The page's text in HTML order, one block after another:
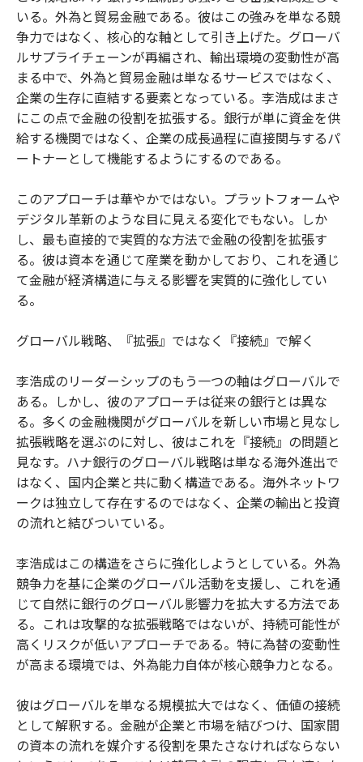
いる。外為と貿易金融である。彼はこの強みを単なる競
争力ではなく、核心的な軸として引き上げた。グローバ
ルサプライチェーンが再編され、輸出環境の変動性が高
まる中で、外為と貿易金融は単なるサービスではなく、
企業の生存に直結する要素となっている。李浩成はまさ
にこの点で金融の役割を拡張する。銀行が単に資金を供
給する機関ではなく、企業の成長過程に直接関与するパ
ートナーとして機能するようにするのである。
このアプローチは華やかではない。プラットフォームや
デジタル革新のような目に見える変化でもない。しか
し、最も直接的で実質的な方法で金融の役割を拡張す
る。彼は資本を通じて産業を動かしており、これを通じ
て金融が経済構造に与える影響を実質的に強化してい
る。
グローバル戦略、『拡張』ではなく『接続』で解く
李浩成のリーダーシップのもう一つの軸はグローバルで
ある。しかし、彼のアプローチは従来の銀行とは異な
る。多くの金融機関がグローバルを新しい市場と見なし
拡張戦略を選ぶのに対し、彼はこれを『接続』の問題と
見なす。ハナ銀行のグローバル戦略は単なる海外進出で
はなく、国内企業と共に動く構造である。海外ネットワ
ークは独立して存在するのではなく、企業の輸出と投資
の流れと結びついている。
李浩成はこの構造をさらに強化しようとしている。外為
競争力を基に企業のグローバル活動を支援し、これを通
じて自然に銀行のグローバル影響力を拡大する方法であ
る。これは攻撃的な拡張戦略ではないが、持続可能性が
高くリスクが低いアプローチである。特に為替の変動性
が高まる環境では、外為能力自体が核心競争力となる。
彼はグローバルを単なる規模拡大ではなく、価値の接続
として解釈する。金融が企業と市場を結びつけ、国家間
の資本の流れを媒介する役割を果たさなければならない